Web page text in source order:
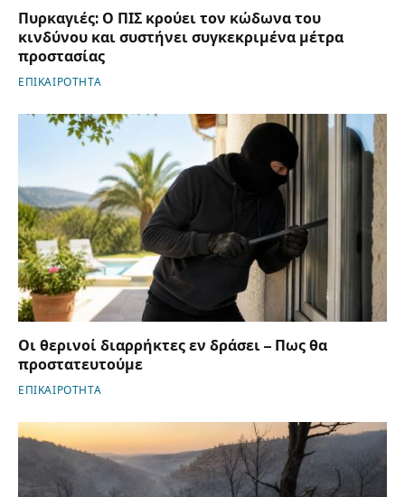
Πυρκαγιές: Ο ΠΙΣ κρούει τον κώδωνα του
κινδύνου και συστήνει συγκεκριμένα μέτρα
προστασίας
ΕΠΙΚΑΙΡΟΤΗΤΑ
Οι θερινοί διαρρήκτες εν δράσει – Πως θα
προστατευτούμε
ΕΠΙΚΑΙΡΟΤΗΤΑ